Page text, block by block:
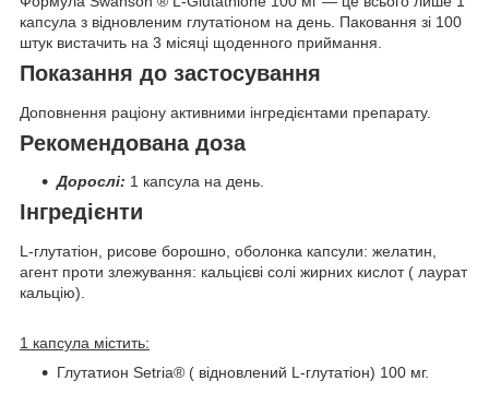
капсула з відновленим глутатіоном на день. Паковання зі 100
штук вистачить на 3 місяці щоденного приймання.
Показання до застосування
Доповнення раціону активними інгредієнтами препарату.
Рекомендована доза
Дорослі: 1 капсула на день.
Інгредієнти
L-глутатіон, рисове борошно, оболонка капсули: желатин,
агент проти злежування: кальцієві солі жирних кислот ( лаурат
кальцію).
1 капсула містить:
Глутатион Setria® ( відновлений L-глутатіон) 100 мг.